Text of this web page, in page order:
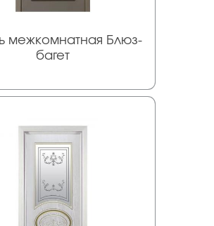
межкомнатная Блюз-
багет